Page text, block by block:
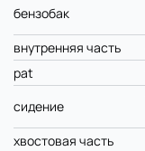
бензобак
внутренняя часть
pat
сидение
хвостовая часть